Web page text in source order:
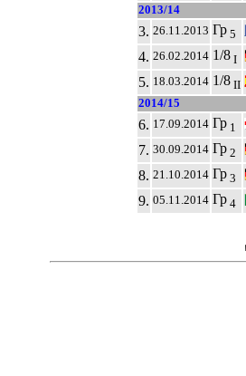
2013/14
3. 26.11.2013 Гр 5
4. 26.02.2014 1/8 I
5. 18.03.2014 1/8 II
2014/15
6. 17.09.2014 Гр 1
7. 30.09.2014 Гр 2
8. 21.10.2014 Гр 3
9. 05.11.2014 Гр 4